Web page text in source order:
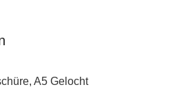
A5 Gelocht